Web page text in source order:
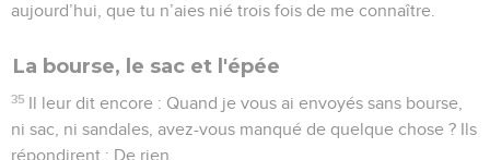
aujourd’hui, que tu n’aies nié trois fois de me connaître.
La bourse, le sac et l'épée
35 Il leur dit encore : Quand je vous ai envoyés sans bourse,
ni sac, ni sandales, avez-vous manqué de quelque chose ? Ils
répondirent : De rien.